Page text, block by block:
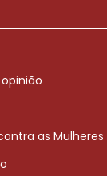
as Mulheres